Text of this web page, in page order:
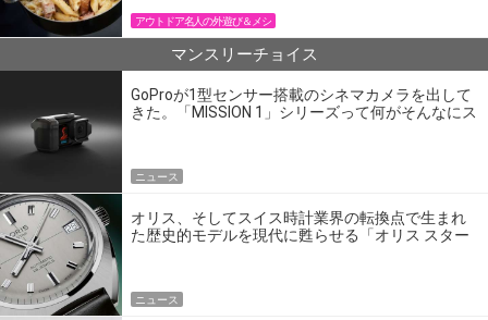
アウトドア名人の外遊び＆メシ
マンスリーチョイス
GoProが1型センサー搭載のシネマカメラを出して
きた。「MISSION 1」シリーズって何がそんなにス
ニュース
オリス、そしてスイス時計業界の転換点で生まれ
た歴史的モデルを現代に甦らせる「オリス スター
ニュース